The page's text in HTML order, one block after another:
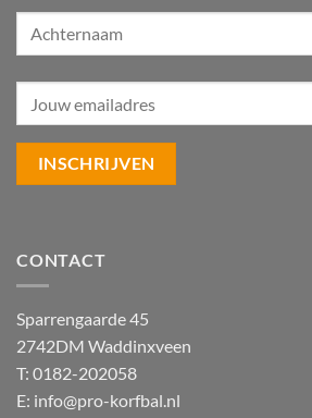
CONTACT
Sparrengaarde 45
2742DM Waddinxveen
T: 0182-202058
E: info@pro-korfbal.nl